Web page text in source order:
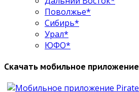
Поволжье*
Сибирь*
Урал*
ЮФО*
Скачать мобильное приложение